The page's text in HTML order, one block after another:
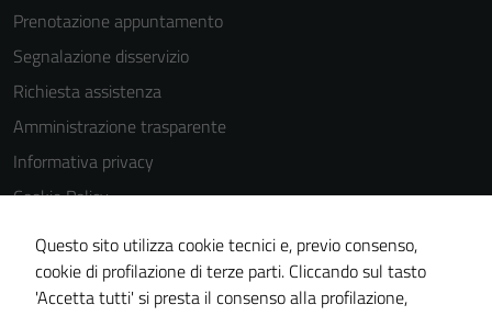
Prenotazione appuntamento
Segnalazione disservizio
Richiesta assistenza
Amministrazione trasparente
Informativa privacy
Cookie Policy
Note legali
Dichiarazione di accessibilità
Whistleblowing
Questo sito utilizza cookie tecnici e, previo consenso,
cookie di profilazione di terze parti. Cliccando sul tasto
'Accetta tutti' si presta il consenso alla profilazione,
Questi cookie
sono necessari